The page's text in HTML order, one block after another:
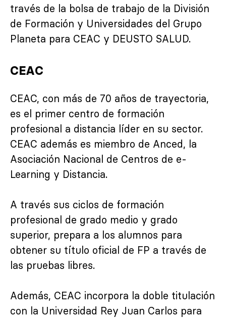
través de la bolsa de trabajo de la División
de Formación y Universidades del Grupo
Planeta para CEAC y DEUSTO SALUD.
CEAC
CEAC, con más de 70 años de trayectoria,
es el primer centro de formación
profesional a distancia líder en su sector.
CEAC además es miembro de Anced, la
Asociación Nacional de Centros de e-
Learning y Distancia.
A través sus ciclos de formación
profesional de grado medio y grado
superior, prepara a los alumnos para
obtener su título oficial de FP a través de
las pruebas libres.
Además, CEAC incorpora la doble titulación
con la Universidad Rey Juan Carlos para